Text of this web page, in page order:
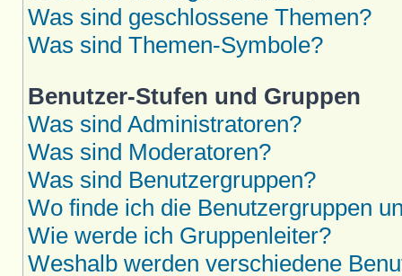
Was sind geschlossene Themen?
Was sind Themen-Symbole?
Benutzer-Stufen und Gruppen
Was sind Administratoren?
Was sind Moderatoren?
Was sind Benutzergruppen?
Wo finde ich die Benutzergruppen
Wie werde ich Gruppenleiter?
Weshalb werden verschiedene